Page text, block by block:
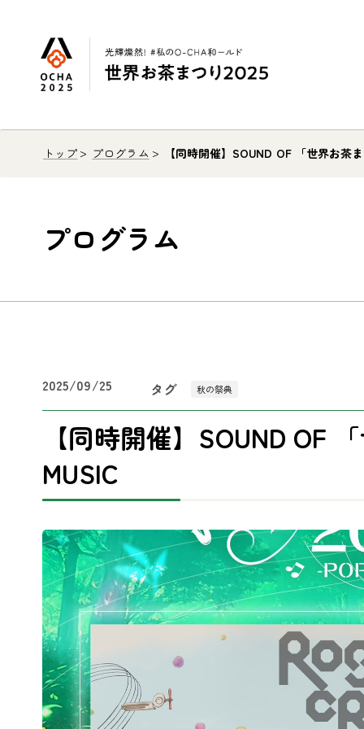
トップ プログラム 【同時開催】SOUND OF 「世界お茶
プログラム
2025/09/25 タグ 秋の祭典
【同時開催】SOUND OF
MUSIC